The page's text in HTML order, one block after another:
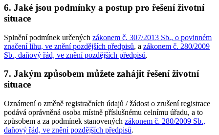
6. Jaké jsou podmínky a postup pro řešení životní
situace
Splnění podmínek určených zákonem č. 307/2013 Sb., o povinném
značení lihu, ve znění pozdějších předpisů, a zákonem č. 280/2009
Sb., daňový řád, ve znění pozdějších předpisů.
7. Jakým způsobem můžete zahájit řešení životní
situace
Oznámení o změně registračních údajů / žádost o zrušení registrace
podává oprávněná osoba místně příslušnému celnímu úřadu, a to
způsobem a za podmínek stanovených zákonem č. 280/2009 Sb.,
daňový řád, ve znění pozdějších předpisů.